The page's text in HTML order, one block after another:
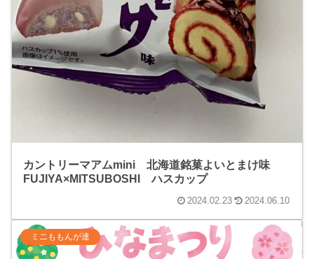
カントリーマアムmini 北海道銘菓よいとまけ味
FUJIYA×MITSUBOSHI ハスカップ
2024.02.23 2024.06.10
ミニももんが達